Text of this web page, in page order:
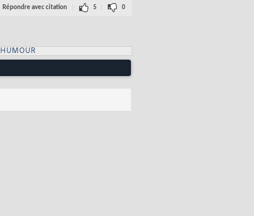
Répondre avec citation 5 0
HUMOUR